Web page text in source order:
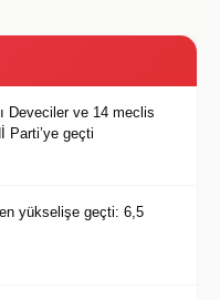
Deveciler ve 14 meclis
Parti’ye geçti
yükselişe geçti: 6,5